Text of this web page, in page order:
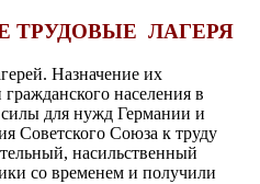
ТРУДОВЫЕ ЛАГЕРЯ
Назначение их
населения в
силы для нужд Германии и
Советского Союза к труду
насильственный
со временем и получили